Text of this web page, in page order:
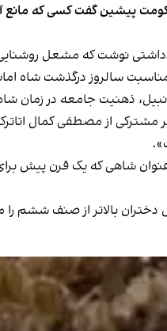
پیشین گفت کسی که
نوشت که مشعل
سالروز درگذشت شاه
ذهنیت جامعه در زمان
مشترکی از مصطفی کمال
عنوان شاهی که یک قرن پیش
بالاتر از صنف ششم را